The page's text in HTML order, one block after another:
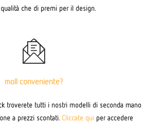
che di premi per il design.
moll conveniente?
troverete tutti i nostri modelli di seconda mano
a prezzi scontati. Cliccate qui per accedere